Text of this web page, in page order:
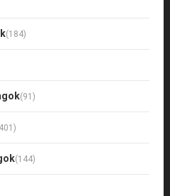
(184)
(91)
(144)